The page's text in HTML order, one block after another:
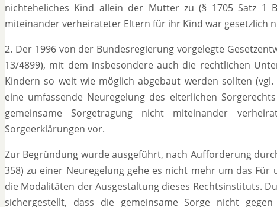
nichteheliches Kind allein der Mutter zu (§ 1705 Satz 1
miteinander verheirateter Eltern für ihr Kind war gesetzlich
2. Der 1996 von der Bundesregierung vorgelegte
13/4899), mit dem insbesondere auch die rechtlichen
Kindern so weit wie möglich abgebaut werden sollten
eine umfassende Neuregelung des elterlichen
gemeinsame Sorgetragung nicht miteinander
Sorgeerklärungen vor.
Zur Begründung wurde ausgeführt, nach Aufforderung
358) zu einer Neuregelung gehe es nicht mehr um das
die Modalitäten der Ausgestaltung dieses Rechtsinstituts.
sichergestellt, dass die gemeinsame Sorge nicht